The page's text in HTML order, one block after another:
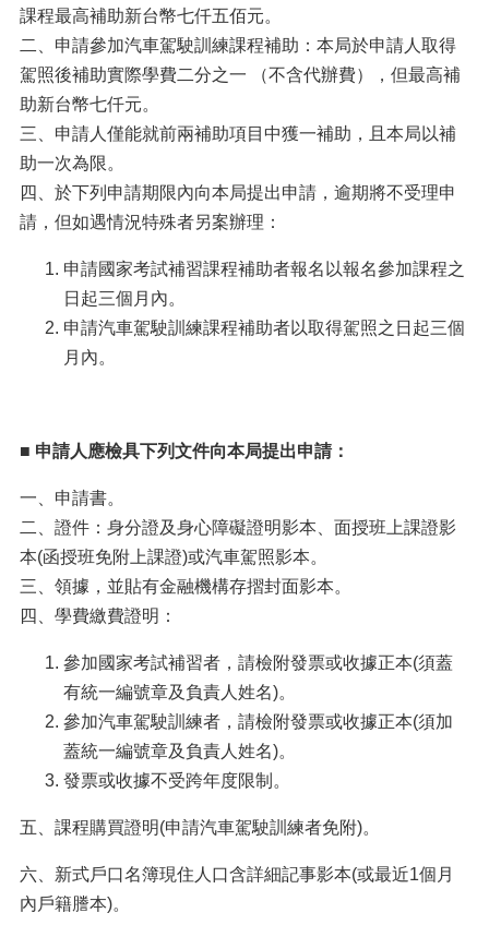
課程最高補助新台幣七仟五佰元。
二、申請參加汽車駕駛訓練課程補助：本局於申請人取得
駕照後補助實際學費二分之一 （不含代辦費），但最高補
助新台幣七仟元。
三、申請人僅能就前兩補助項目中獲一補助，且本局以補
助一次為限。
四、於下列申請期限內向本局提出申請，逾期將不受理申
請，但如遇情況特殊者另案辦理：
申請國家考試補習課程補助者報名以報名參加課程之
日起三個月內。
申請汽車駕駛訓練課程補助者以取得駕照之日起三個
月內。
■ 申請人應檢具下列文件向本局提出申請：
一、申請書。
二、證件：身分證及身心障礙證明影本、面授班上課證影
本(函授班免附上課證)或汽車駕照影本。
三、領據，並貼有金融機構存摺封面影本。
四、學費繳費證明：
參加國家考試補習者，請檢附發票或收據正本(須蓋
有統一編號章及負責人姓名)。
參加汽車駕駛訓練者，請檢附發票或收據正本(須加
蓋統一編號章及負責人姓名)。
發票或收據不受跨年度限制。
五、課程購買證明(申請汽車駕駛訓練者免附)。
六、新式戶口名簿現住人口含詳細記事影本(或最近1個月
內戶籍謄本)。